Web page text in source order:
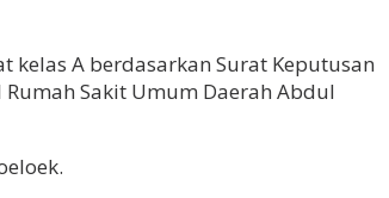
kelas A berdasarkan Surat Keputusan
Sakit Umum Daerah Abdul